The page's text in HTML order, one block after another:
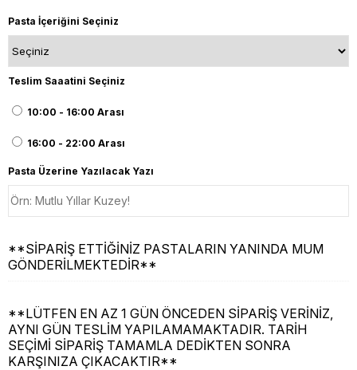
Pasta İçeriğini Seçiniz
Teslim Saaatini Seçiniz
10:00 - 16:00 Arası
16:00 - 22:00 Arası
Pasta Üzerine Yazılacak Yazı
**SİPARİŞ ETTİĞİNİZ PASTALARIN YANINDA MUM
GÖNDERİLMEKTEDİR**
**LÜTFEN EN AZ 1 GÜN ÖNCEDEN SİPARİŞ VERİNİZ,
AYNI GÜN TESLİM YAPILAMAMAKTADIR. TARİH
SEÇİMİ SİPARİŞ TAMAMLA DEDİKTEN SONRA
KARŞINIZA ÇIKACAKTIR**